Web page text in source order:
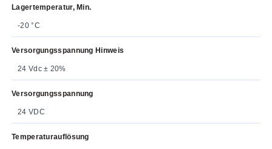
Lagertemperatur, Min.
-20 °C
Versorgungsspannung Hinweis
24 Vdc ± 20%
Versorgungsspannung
24 VDC
Temperaturauflösung